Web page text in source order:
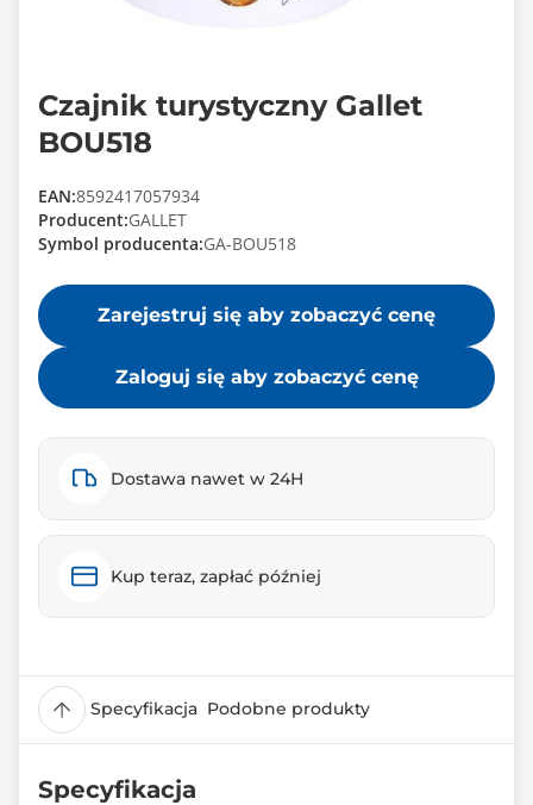
Czajnik turystyczny Gallet
BOU518
EAN:8592417057934
Producent:GALLET
Symbol producenta:GA-BOU518
Zarejestruj się aby zobaczyć cenę
Zaloguj się aby zobaczyć cenę
Dostawa nawet w 24H
Kup teraz, zapłać później
Specyfikacja Podobne produkty
Specyfikacja